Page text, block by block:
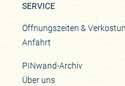
SERVICE
Öffnungszeiten &
Anfahrt
PINwand-Archiv
Über uns